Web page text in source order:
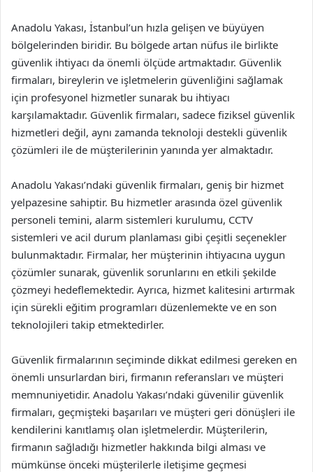
Anadolu Yakası, İstanbul’un hızla gelişen ve büyüyen
bölgelerinden biridir. Bu bölgede artan nüfus ile birlikte
güvenlik ihtiyacı da önemli ölçüde artmaktadır. Güvenlik
firmaları, bireylerin ve işletmelerin güvenliğini sağlamak
için profesyonel hizmetler sunarak bu ihtiyacı
karşılamaktadır. Güvenlik firmaları, sadece fiziksel güvenlik
hizmetleri değil, aynı zamanda teknoloji destekli güvenlik
çözümleri ile de müşterilerinin yanında yer almaktadır.
Anadolu Yakası’ndaki güvenlik firmaları, geniş bir hizmet
yelpazesine sahiptir. Bu hizmetler arasında özel güvenlik
personeli temini, alarm sistemleri kurulumu, CCTV
sistemleri ve acil durum planlaması gibi çeşitli seçenekler
bulunmaktadır. Firmalar, her müşterinin ihtiyacına uygun
çözümler sunarak, güvenlik sorunlarını en etkili şekilde
çözmeyi hedeflemektedir. Ayrıca, hizmet kalitesini artırmak
için sürekli eğitim programları düzenlemekte ve en son
teknolojileri takip etmektedirler.
Güvenlik firmalarının seçiminde dikkat edilmesi gereken en
önemli unsurlardan biri, firmanın referansları ve müşteri
memnuniyetidir. Anadolu Yakası’ndaki güvenilir güvenlik
firmaları, geçmişteki başarıları ve müşteri geri dönüşleri ile
kendilerini kanıtlamış olan işletmelerdir. Müşterilerin,
firmanın sağladığı hizmetler hakkında bilgi alması ve
mümkünse önceki müşterilerle iletişime geçmesi